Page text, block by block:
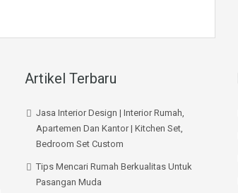
Artikel Terbaru
Jasa Interior Design | Interior Rumah,
Apartemen Dan Kantor | Kitchen Set,
Bedroom Set Custom
Tips Mencari Rumah Berkualitas Untuk
Pasangan Muda